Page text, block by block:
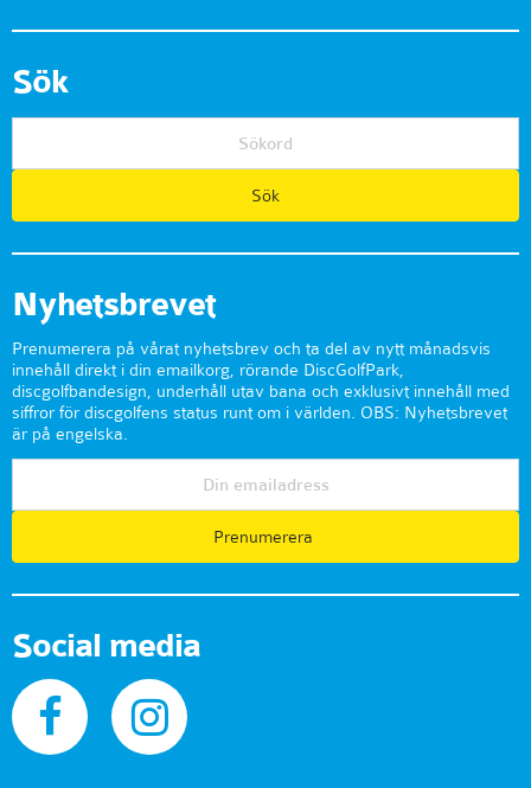
Sök
Nyhetsbrevet
Prenumerera på vårat nyhetsbrev och ta del av nytt månadsvis
innehåll direkt i din emailkorg, rörande DiscGolfPark,
discgolfbandesign, underhåll utav bana och exklusivt innehåll med
siffror för discgolfens status runt om i världen. OBS: Nyhetsbrevet
är på engelska.
Prenumerera
Social media